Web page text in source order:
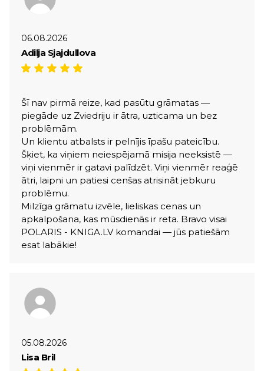
06.08.2026
Adilja Sjajdullova
Šī nav pirmā reize, kad pasūtu grāmatas —
piegāde uz Zviedriju ir ātra, uzticama un bez
problēmām.
Un klientu atbalsts ir pelnījis īpašu pateicību.
Šķiet, ka viņiem neiespējamā misija neeksistē —
viņi vienmēr ir gatavi palīdzēt. Viņi vienmēr reaģē
ātri, laipni un patiesi cenšas atrisināt jebkuru
problēmu.
Milzīga grāmatu izvēle, lieliskas cenas un
apkalpošana, kas mūsdienās ir reta. Bravo visai
POLARIS - KNIGA.LV komandai — jūs patiešām
esat labākie!
05.08.2026
Lisa Bril